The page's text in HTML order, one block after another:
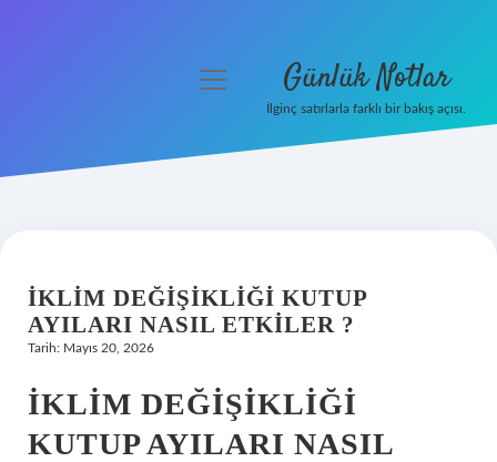
Hakkımızda
menüyü
Günlük Notlar
İlginç satırlarla farklı bir bakış açısı.
İKLIM DEĞIŞIKLIĞI KUTUP
AYILARI NASIL ETKILER ?
Tarih: Mayıs 20, 2026
İKLIM DEĞIŞIKLIĞI
KUTUP AYILARI NASIL